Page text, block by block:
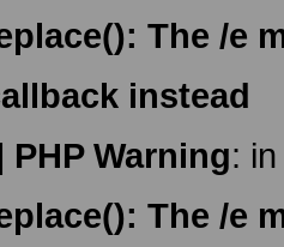
The /e
instead
Warning:
The /e